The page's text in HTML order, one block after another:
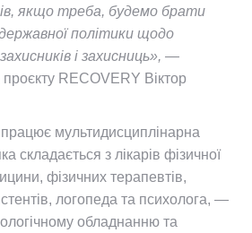
якщо треба, будемо брати
політики щодо
і захисниць», —
RECOVERY Віктор
мультидисциплінарна
складається з лікарів фізичної
фізичних терапевтів,
логопеда та психолога, —
обладнанню та